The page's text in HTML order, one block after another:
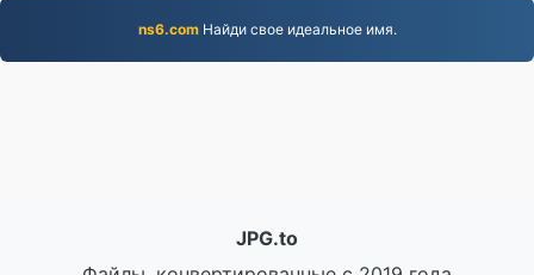
ns6.comНайди свое идеальное имя.
JPG.to